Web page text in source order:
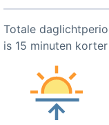
Totale
is 15 minuten